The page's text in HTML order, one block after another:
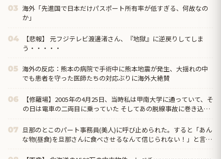
03 海外「先進国で日本だけパスポート所有率が低すぎる、何故なの
か」
04
【悲報】 元フジテレビ渡邊渚さん、『地獄』に逆戻りしてしま
う・・・・・
05 海外の反応：熊本の病院で手術中に熊本地震が発生、大揺れの中
でも患者を守った医師たちの対応ぶりに海外大絶賛
06
【修羅場】2005年の4月25日、当時私は甲南大学に通っていて、そ
の日は電車の二両目に乗っていた そしてあの脱線事故に巻き込ま
07 旦那のとこのパート事務員(美人)に呼び止められた。すると「あん
な物(昼食)を旦那さんに食べさせるなんて信じられない！」と言い